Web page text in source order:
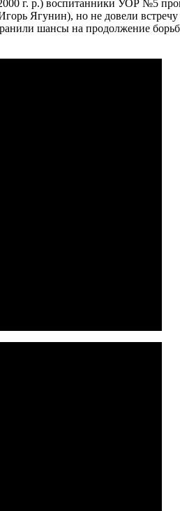
г. р.) воспитанники УОР №5
Ягунин), но не довели
шансы на продолжение